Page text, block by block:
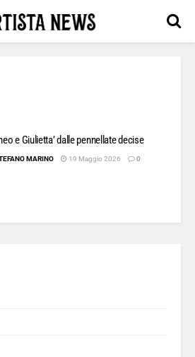
e Giulietta’ dalle pennellate decise
MARINO 19 Maggio 2026 0